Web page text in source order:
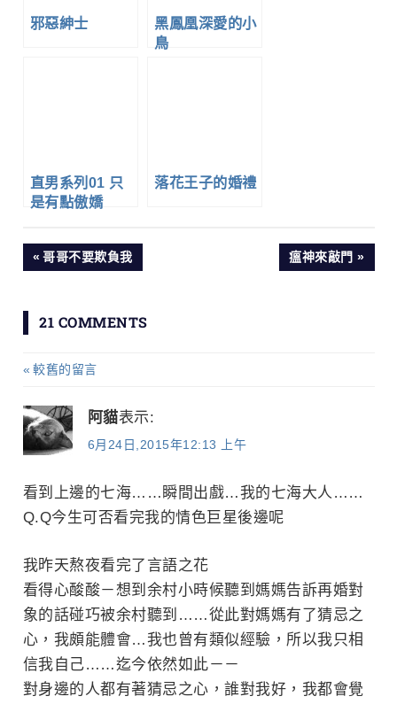
邪惡紳士
黑鳳凰深愛的小
鳥
直男系列01 只
是有點傲嬌
落花王子的婚禮
文
導
覽
PREVIOUS
哥哥不要欺負我
NEXT
瘟神來敲門
21 COMMENTS
留
言
導
覽
較舊的留言
阿貓表示:
6月24日,2015年12:13 上午
看到上邊的七海……瞬間出戲…我的七海大人……
Q.Q今生可否看完我的情色巨星後邊呢
我昨天熬夜看完了言語之花
看得心酸酸－想到余村小時候聽到媽媽告訴再婚對
象的話碰巧被余村聽到……從此對媽媽有了猜忌之
心，我頗能體會…我也曾有類似經驗，所以我只相
信我自己……迄今依然如此－－
對身邊的人都有著猜忌之心，誰對我好，我都會覺